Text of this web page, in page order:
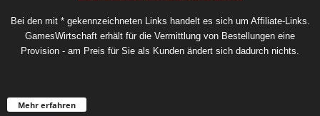
Bei den mit * gekennzeichneten Links handelt es sich um Affiliate-Links.
GamesWirtschaft erhält für die Vermittlung von Bestellungen eine
Provision - am Preis für Sie als Kunden ändert sich dadurch nichts.
Mehr erfahren